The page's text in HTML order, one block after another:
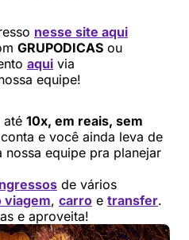
nesse site aqui
GRUPODICAS ou
aqui via
equipe!
até 10x, em reais, sem
e você ainda leva de
equipe pra planejar
de vários
viagem, carro e transfer.
e aproveita!